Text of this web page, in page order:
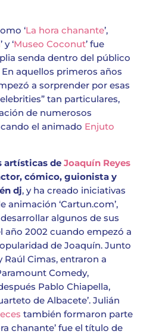
‘La hora chanante’,
’ y ‘Museo Coconut’ fue
senda dentro del público
aquellos primeros años
a sorprender por esas
tan particulares,
de numerosos
el animado Enjuto
artísticas de Joaquín Reyes
cómico, guionista y
dj, y ha creado iniciativas
animación ‘Cartun.com’,
algunos de sus
año 2002 cuando empezó a
de Joaquín. Junto
Raúl Cimas, entraron a
Comedy,
Pablo Chiapella,
de Albacete’. Julián
también formaron parte
chanante’ fue el título de